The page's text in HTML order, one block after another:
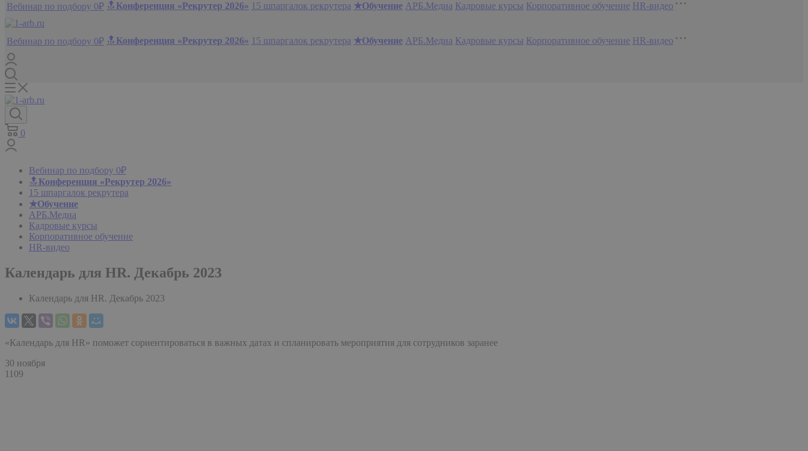
Вебинар по подбору 0₽ 🔝Конференция «Рекрутер 2026» 15 шпаргалок рекрутера ★Обучение АРБ.Медиа Кадровые курсы Корпоративное обучение HR-видео
Вебинар по подбору 0₽ 🔝Конференция «Рекрутер 2026» 15 шпаргалок рекрутера ★Обучение АРБ.Медиа Кадровые курсы Корпоративное обучение HR-видео
0
Вебинар по подбору 0₽
🔝Конференция «Рекрутер 2026»
15 шпаргалок рекрутера
★Обучение
АРБ.Медиа
Кадровые курсы
Корпоративное обучение
HR-видео
Календарь для HR. Декабрь 2023
Календарь для HR. Декабрь 2023
«Календарь для HR» поможет сориентироваться в важных датах и спланировать мероприятия для сотрудников заранее
30 ноября
1109